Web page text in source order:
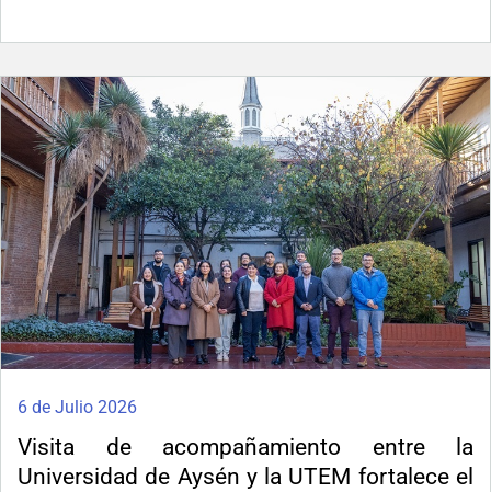
6 de Julio 2026
Visita de acompañamiento entre la
Universidad de Aysén y la UTEM fortalece el